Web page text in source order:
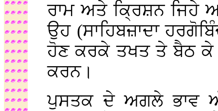
ਰਾਮ ਅਤੇ ਕ੍ਰਿਸ਼ਨ ਜਿਹੇ
ਉਹ (ਸਾਹਿਬਜ਼ਾਦਾ
ਹੋਣ ਕਰਕੇ ਤਖਤ ਤੇ ਬੈਠ ਕੇ
ਕਰਨ।
ਪੁਸਤਕ ਦੇ ਅਗਲੇ ਭਾਵ